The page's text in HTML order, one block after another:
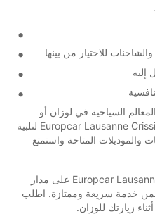
للاختيار من بينها
السياحية في لوزان أو
لرحلة عمل، يمكنك الاعتماد على Europcar Lausanne Crissier لتلبية
والموديلات المتاحة واستمتع
تتوفر خدمات التأجير في Europcar Lausanne Crissier على مدار
خدمة سريعة وممتازة. اطلب
زيارتك للوزان.